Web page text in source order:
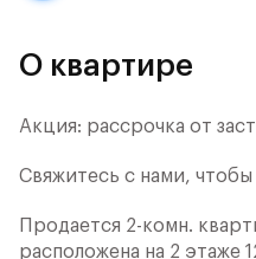
О квартире
Акция: рассрочка от
Свяжитесь с нами,
Продается 2-комн.
расположена на 2 этаже